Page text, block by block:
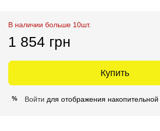
В наличии больше 10шт.
1 854 грн
Купить
% Войти для отображения накопительной